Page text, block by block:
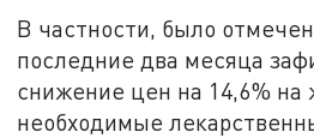
В частности, было
последние два месяца
снижение цен на 14,6% на
необходимые